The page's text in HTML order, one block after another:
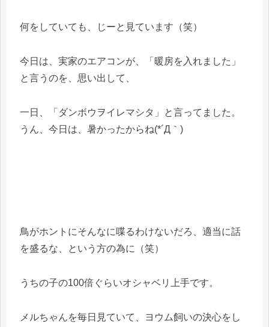
何をしていても、じーと見ています（笑）
今日は、実家のエアコンが、「暖房を入れました」
と言うのを、思い出して、
一日、「ダンボウヲイレマシタ」と言ってました。
うん、今日は、暑かったからね(*´Д｀)
鳥がホントにそんなに喋るわけないだろ、適当に話
を盛るな、という方の為に（笑）
うちの子の100倍ぐらいオシャベリ上手です。
メルちゃんを毎日見ていて、ヨウム飼いの決心をし